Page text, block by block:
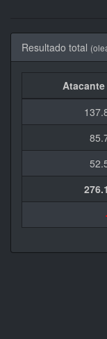
Resultado total
Atacante